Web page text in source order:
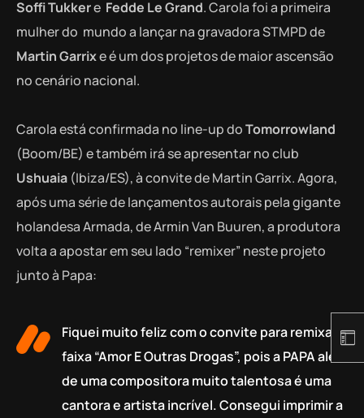
Soffi Tukkere Fedde Le Grand. Carola foi a primeira
mulher do mundo a lançar na gravadora STMPD de
Martin Garrixe é um dos projetos de maior ascensão
no cenário nacional.
Carola está confirmada no line-up doTomorrowland
(Boom/BE) e também irá se apresentar no club
Ushuaia (Ibiza/ES), à convite de Martin Garrix. Agora,
após uma série de lançamentos autorais pela gigante
holandesa Armada, de Armin Van Buuren, a produtora
volta a apostar em seu lado “remixer” neste projeto
junto à Papa:
Fiquei muito feliz com o convite para remixar a
faixa “Amor E Outras Drogas”, pois a PAPA além
de uma compositora muito talentosa é uma
cantora e artista incrível. Consegui imprimir a